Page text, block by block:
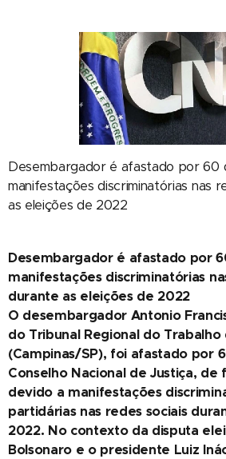
Desembargador é afastado por 60
manifestações discriminatórias nas
as eleições de 2022
Desembargador é afastado por
manifestações discriminatórias
durante as eleições de 2022
O desembargador Antonio
do Tribunal Regional do Trabalho
(Campinas/SP), foi afastado por
Conselho Nacional de Justiça, de
devido a manifestações
partidárias nas redes sociais
2022. No contexto da disputa
Bolsonaro e o presidente Luiz